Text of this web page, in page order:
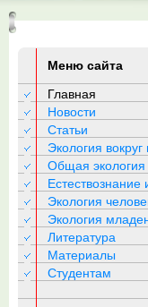
Меню сайта
Главная
Новости
Статьи
Экология вокруг
Общая экология
Естествознание
Экология
Экология
Литература
Материалы
Студентам